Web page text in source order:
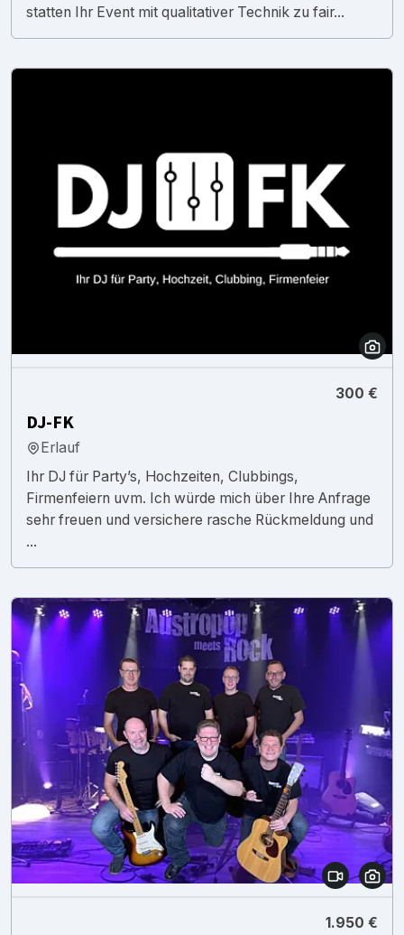
statten Ihr Event mit qualitativer Technik zu fair...
300 €
DJ-FK
Erlauf
Ihr DJ für Party’s, Hochzeiten, Clubbings,
Firmenfeiern uvm. Ich würde mich über Ihre Anfrage
sehr freuen und versichere rasche Rückmeldung und
...
1.950 €